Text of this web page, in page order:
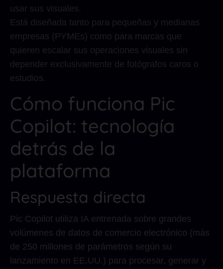
usar sus visuales.
Está diseñada tanto para pequeñas y medianas
empresas (PYMEs) como para marcas que
quieren escalar sus operaciones visuales sin
depender exclusivamente de fotógrafos caros o
estudios.
Cómo funciona Pic
Copilot: tecnología
detrás de la
plataforma
Respuesta directa
Pic Copilot utiliza IA entrenada sobre grandes
volúmenes de datos de comercio electrónico (más
de 250 millones de parámetros según su
lanzamiento en EE.UU.) para procesar, generar y